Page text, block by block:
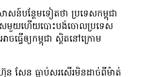
សន៍​បន្ថែម​ទៀត​ថា ប្រទេស​កម្ពុជា
ស​​មួយ​ហើយ​បោះបង់​ចោល​ប្រទេស​
ច​ធ្វើ​ឲ្យ​កម្ពុជា ស្ថិត​នៅ​ក្រោម​​
ន សែន ធ្លាប់​សរសើរ​មិន​ដាច់​ពី​ម៉ាត់​